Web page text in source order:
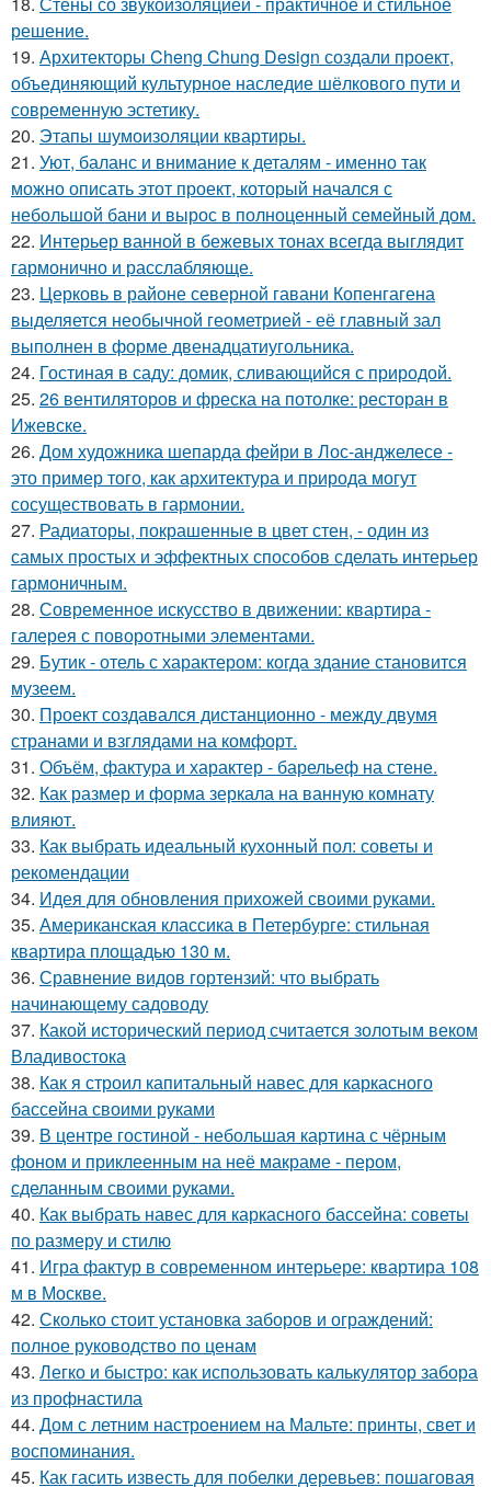
решение.
19. Архитекторы Cheng Chung Design создали проект,
объединяющий культурное наследие шёлкового пути и
современную эстетику.
20. Этапы шумоизоляции квартиры.
21. Уют, баланс и внимание к деталям - именно так
можно описать этот проект, который начался с
небольшой бани и вырос в полноценный семейный дом.
22. Интерьер ванной в бежевых тонах всегда выглядит
гармонично и расслабляюще.
23. Церковь в районе северной гавани Копенгагена
выделяется необычной геометрией - её главный зал
выполнен в форме двенадцатиугольника.
24. Гостиная в саду: домик, сливающийся с природой.
25. 26 вентиляторов и фреска на потолке: ресторан в
Ижевске.
26. Дом художника шепарда фейри в Лос-анджелесе -
это пример того, как архитектура и природа могут
сосуществовать в гармонии.
27. Радиаторы, покрашенные в цвет стен, - один из
самых простых и эффектных способов сделать интерьер
гармоничным.
28. Современное искусство в движении: квартира -
галерея с поворотными элементами.
29. Бутик - отель с характером: когда здание становится
музеем.
30. Проект создавался дистанционно - между двумя
странами и взглядами на комфорт.
31. Объём, фактура и характер - барельеф на стене.
32. Как размер и форма зеркала на ванную комнату
влияют.
33. Как выбрать идеальный кухонный пол: советы и
рекомендации
34. Идея для обновления прихожей своими руками.
35. Американская классика в Петербурге: стильная
квартира площадью 130 м.
36. Сравнение видов гортензий: что выбрать
начинающему садоводу
37. Какой исторический период считается золотым веком
Владивостока
38. Как я строил капитальный навес для каркасного
бассейна своими руками
39. В центре гостиной - небольшая картина с чёрным
фоном и приклеенным на неё макраме - пером,
сделанным своими руками.
40. Как выбрать навес для каркасного бассейна: советы
по размеру и стилю
41. Игра фактур в современном интерьере: квартира 108
м в Москве.
42. Сколько стоит установка заборов и ограждений:
полное руководство по ценам
43. Легко и быстро: как использовать калькулятор забора
из профнастила
44. Дом с летним настроением на Мальте: принты, свет и
воспоминания.
45. Как гасить известь для побелки деревьев: пошаговая